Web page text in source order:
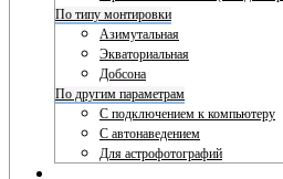
По типу монтировки
Азимутальная
Экваториальная
Добсона
По другим параметрам
С подключением к компьютеру
С автонаведением
Для астрофотографий